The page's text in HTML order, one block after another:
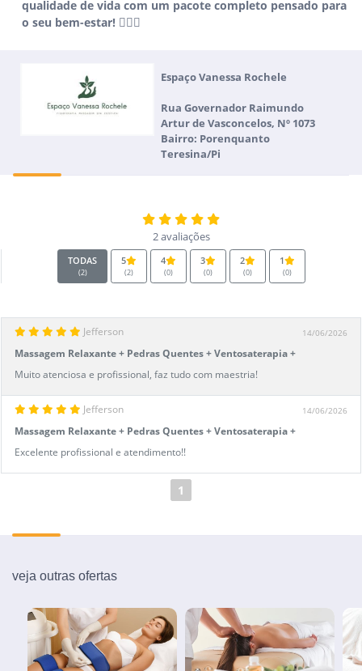
qualidade de vida com um pacote completo pensado para
o seu bem-estar! 💆‍♀️✨
Espaço Vanessa Rochele
Rua Governador Raimundo
Artur de Vasconcelos, Nº 1073
Bairro: Porenquanto
Teresina/Pi
2 avaliações
TODAS
(2)
5
(2)
4
(0)
3
(0)
2
(0)
1
(0)
Jefferson 14/06/2026
Massagem Relaxante + Pedras Quentes + Ventosaterapia +
Liberação Miofascial
Muito atenciosa e profissional, faz tudo com maestria!
Jefferson 14/06/2026
Massagem Relaxante + Pedras Quentes + Ventosaterapia +
Liberação Miofascial
Excelente profissional e atendimento!!
1
veja outras ofertas